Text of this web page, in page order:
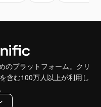
のプラットフォーム。クリ
含む100万人以上が利用し